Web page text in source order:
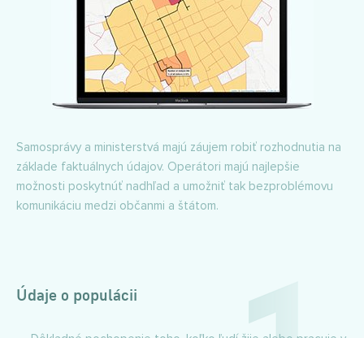
Samosprávy a ministerstvá majú záujem robiť rozhodnutia na
základe faktuálnych údajov. Operátori majú najlepšie
možnosti poskytnúť nadhľad a umožniť tak bezproblémovu
komunikáciu medzi občanmi a štátom.
Údaje o populácii